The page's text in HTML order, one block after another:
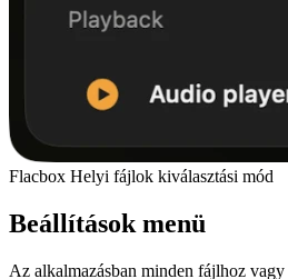
Flacbox Helyi fájlok kiválasztási mód
Beállítások menü
Az alkalmazásban minden fájlhoz